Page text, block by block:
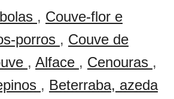
, Couve-flor e
porros , Couve de
, Alface , Cenouras ,
, Beterraba, azeda